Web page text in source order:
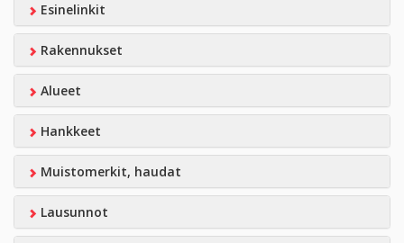
Esinelinkit
Rakennukset
Alueet
Hankkeet
Muistomerkit, haudat
Lausunnot